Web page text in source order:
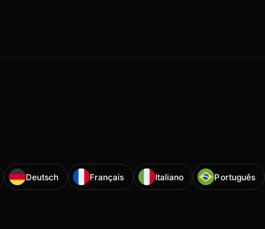
Deutsch Français Italiano Português